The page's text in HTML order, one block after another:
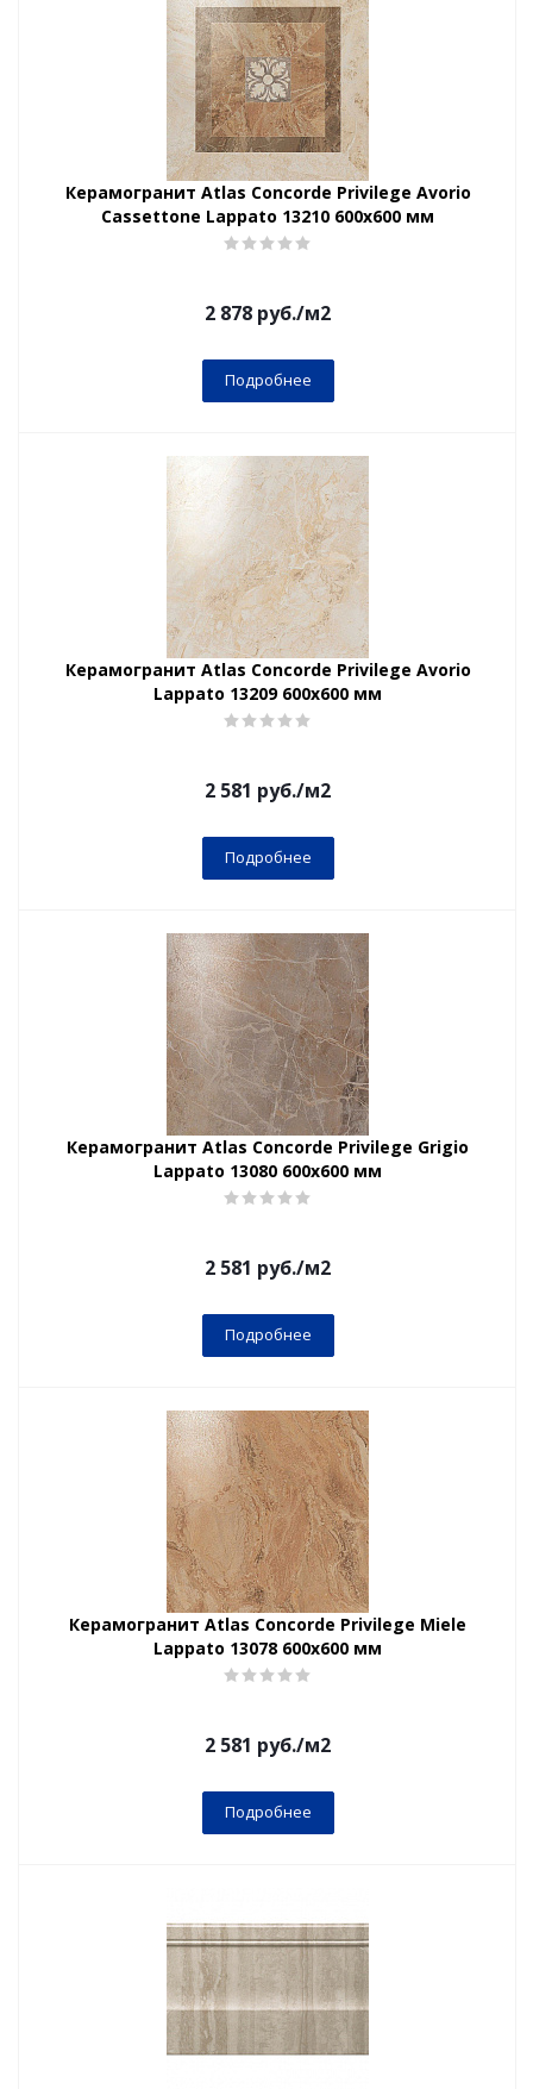
Керамогранит Atlas Concorde Privilege Avorio
Cassettone Lappato 13210 600х600 мм
2 878 руб./м2
Подробнее
Керамогранит Atlas Concorde Privilege Avorio
Lappato 13209 600х600 мм
2 581 руб./м2
Подробнее
Керамогранит Atlas Concorde Privilege Grigio
Lappato 13080 600х600 мм
2 581 руб./м2
Подробнее
Керамогранит Atlas Concorde Privilege Miele
Lappato 13078 600х600 мм
2 581 руб./м2
Подробнее